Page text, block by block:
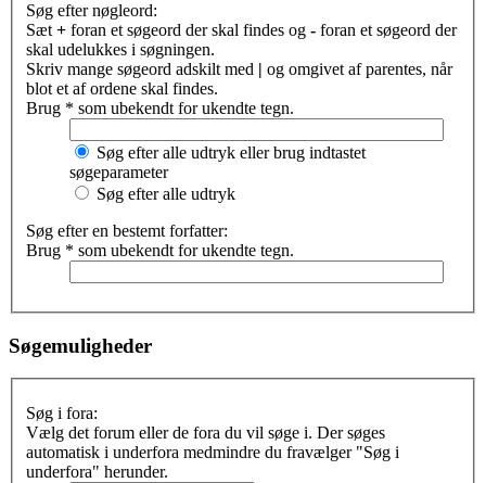
Søg efter nøgleord:
Sæt + foran et søgeord der skal findes og - foran et søgeord der
skal udelukkes i søgningen.
Skriv mange søgeord adskilt med | og omgivet af parentes, når
blot et af ordene skal findes.
Brug * som ubekendt for ukendte tegn.
Søg efter alle udtryk eller brug indtastet
søgeparameter
Søg efter alle udtryk
Søg efter en bestemt forfatter:
Brug * som ubekendt for ukendte tegn.
Søgemuligheder
Søg i fora:
Vælg det forum eller de fora du vil søge i. Der søges
automatisk i underfora medmindre du fravælger "Søg i
underfora" herunder.